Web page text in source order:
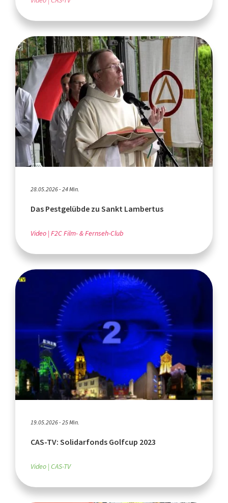
28.05.2026 - 24 Min.
Das Pestgelübde zu Sankt Lambertus
Video F2C Film- & Fernseh-Club
19.05.2026 - 25 Min.
CAS-TV: Solidarfonds Golfcup 2023
Video CAS-TV